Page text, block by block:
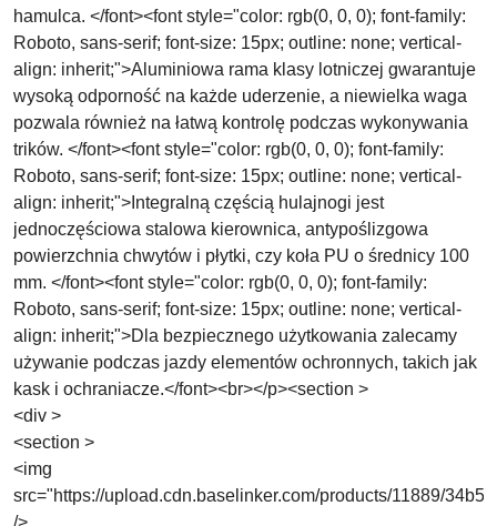
hamulca. </font><font style="color: rgb(0, 0, 0); font-family:
Roboto, sans-serif; font-size: 15px; outline: none; vertical-
align: inherit;">Aluminiowa rama klasy lotniczej gwarantuje
wysoką odporność na każde uderzenie, a niewielka waga
pozwala również na łatwą kontrolę podczas wykonywania
trików. </font><font style="color: rgb(0, 0, 0); font-family:
Roboto, sans-serif; font-size: 15px; outline: none; vertical-
align: inherit;">Integralną częścią hulajnogi jest
jednoczęściowa stalowa kierownica, antypoślizgowa
powierzchnia chwytów i płytki, czy koła PU o średnicy 100
mm. </font><font style="color: rgb(0, 0, 0); font-family:
Roboto, sans-serif; font-size: 15px; outline: none; vertical-
align: inherit;">Dla bezpiecznego użytkowania zalecamy
używanie podczas jazdy elementów ochronnych, takich jak
kask i ochraniacze.</font><br></p><section >
<div >
<section >
<img
src="https://upload.cdn.baselinker.com/products/11889/
/>